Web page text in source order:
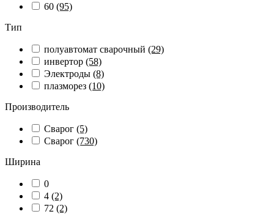
60 (95)
Тип
полуавтомат сварочный (29)
инвертор (58)
Электроды (8)
плазморез (10)
Производитель
Сварог (5)
Сварог (730)
Ширина
0
4 (2)
72 (2)